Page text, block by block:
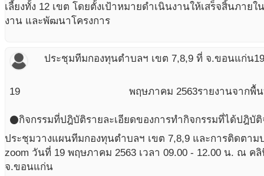
เลี้ยงทั้ง 12 เขต โดยตั้งเป้าหมายดำเนินงานให้เสร็จสิ้นภาย
งาน และพัฒนาโครงการ
ประชุมทีมกองทุนตำบลฯ เขต 7,8,9 ที่ จ.ขอนแก่น
19 พฤษภาคม 2563รายงานจากพื้น
circleกิจกรรมที่ปฎิบัติรายละเอียดของการทำกิจกรรมที่ได้ปฎิบัติ
ประชุมวางแผนทีมกองทุนตำบลฯ เขต 7,8,9 และการติดตาม
zoom วันที่ 19 พฤษภาคม 2563 เวลา 09.00 - 12.00 น. ณ
จ.ขอนแก่น